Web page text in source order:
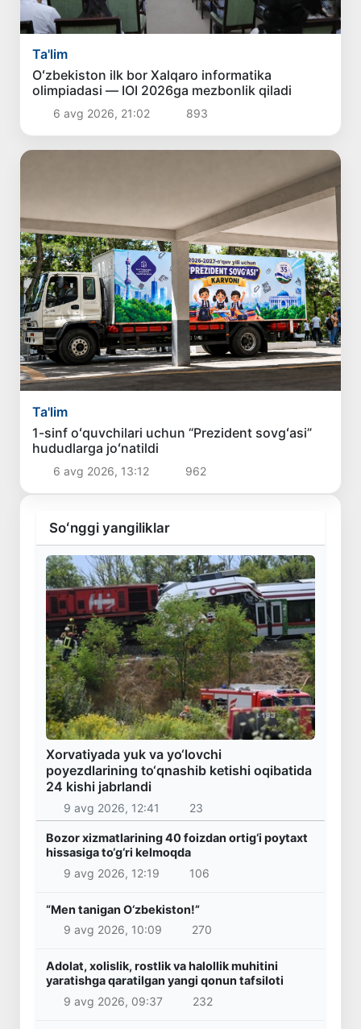
Ta'lim
Oʻzbekiston ilk bor Xalqaro informatika
olimpiadasi — IOI 2026ga mezbonlik qiladi
6 avg 2026, 21:02 893
Ta'lim
1-sinf oʻquvchilari uchun “Prezident sovgʻasi”
hududlarga joʻnatildi
6 avg 2026, 13:12 962
Soʻnggi yangiliklar
Xorvatiyada yuk va yo‘lovchi
poyezdlarining to‘qnashib ketishi oqibatida
24 kishi jabrlandi
9 avg 2026, 12:41 23
Bozor xizmatlarining 40 foizdan ortig‘i poytaxt
hissasiga to‘g‘ri kelmoqda
9 avg 2026, 12:19
106
“Men tanigan O‘zbekiston!”
9 avg 2026, 10:09
270
Adolat, xolislik, rostlik va halollik muhitini
yaratishga qaratilgan yangi qonun tafsiloti
9 avg 2026, 09:37
232